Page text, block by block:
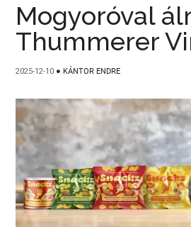
Mogyoróval
Thummerer
2025-12-10 ● KÁNTOR ENDRE